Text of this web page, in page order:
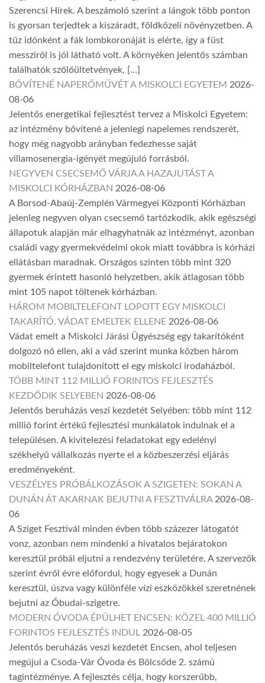
Szerencsi Hírek. A beszámoló szerint a lángok több ponton
is gyorsan terjedtek a kiszáradt, földközeli növényzetben. A
tűz időnként a fák lombkoronáját is elérte, így a füst
messziről is jól látható volt. A környéken jelentős számban
találhatók szőlőültetvények, […]
BŐVÍTENÉ NAPERŐMŰVÉT A MISKOLCI EGYETEM 2026-
08-06
Jelentős energetikai fejlesztést tervez a Miskolci Egyetem:
az intézmény bővítené a jelenlegi napelemes rendszerét,
hogy még nagyobb arányban fedezhesse saját
villamosenergia-igényét megújuló forrásból.
NEGYVEN CSECSEMŐ VÁRJA A HAZAJUTÁST A
MISKOLCI KÓRHÁZBAN 2026-08-06
A Borsod-Abaúj-Zemplén Vármegyei Központi Kórházban
jelenleg negyven olyan csecsemő tartózkodik, akik egészségi
állapotuk alapján már elhagyhatnák az intézményt, azonban
családi vagy gyermekvédelmi okok miatt továbbra is kórházi
ellátásban maradnak. Országos szinten több mint 320
gyermek érintett hasonló helyzetben, akik átlagosan több
mint 105 napot töltenek kórházban.
HÁROM MOBILTELEFONT LOPOTT EGY MISKOLCI
TAKARÍTÓ, VÁDAT EMELTEK ELLENE 2026-08-06
Vádat emelt a Miskolci Járási Ügyészség egy takarítóként
dolgozó nő ellen, aki a vád szerint munka közben három
mobiltelefont tulajdonított el egy miskolci irodaházból.
TÖBB MINT 112 MILLIÓ FORINTOS FEJLESZTÉS
KEZDŐDIK SELYEBEN 2026-08-06
Jelentős beruházás veszi kezdetét Selyében: több mint 112
millió forint értékű fejlesztési munkálatok indulnak el a
településen. A kivitelezési feladatokat egy edelényi
székhelyű vállalkozás nyerte el a közbeszerzési eljárás
eredményeként.
VESZÉLYES PRÓBÁLKOZÁSOK A SZIGETEN: SOKAN A
DUNÁN ÁT AKARNAK BEJUTNI A FESZTIVÁLRA 2026-08-
06
A Sziget Fesztivál minden évben több százezer látogatót
vonz, azonban nem mindenki a hivatalos bejáratokon
keresztül próbál eljutni a rendezvény területére. A szervezők
szerint évről évre előfordul, hogy egyesek a Dunán
keresztül, úszva vagy különféle vízi eszközökkel szeretnének
bejutni az Óbudai-szigetre.
MODERN ÓVODA ÉPÜLHET ENCSEN: KÖZEL 400 MILLIÓ
FORINTOS FEJLESZTÉS INDUL 2026-08-05
Jelentős beruházás veszi kezdetét Encsen, ahol teljesen
megújul a Csoda-Vár Óvoda és Bölcsőde 2. számú
tagintézménye. A fejlesztés célja, hogy korszerűbb,